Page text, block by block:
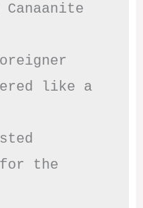
like a
the